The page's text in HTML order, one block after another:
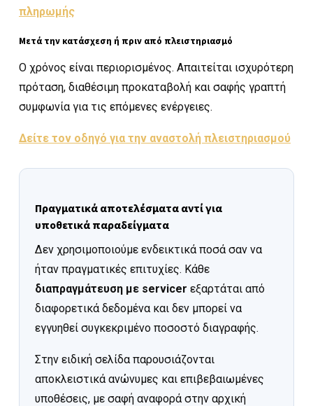
πληρωμής
Μετά την κατάσχεση ή πριν από πλειστηριασμό
Ο χρόνος είναι περιορισμένος. Απαιτείται ισχυρότερη
πρόταση, διαθέσιμη προκαταβολή και σαφής γραπτή
συμφωνία για τις επόμενες ενέργειες.
Δείτε τον οδηγό για την αναστολή πλειστηριασμού
Πραγματικά αποτελέσματα αντί για
υποθετικά παραδείγματα
Δεν χρησιμοποιούμε ενδεικτικά ποσά σαν να
ήταν πραγματικές επιτυχίες. Κάθε
διαπραγμάτευση με servicer εξαρτάται από
διαφορετικά δεδομένα και δεν μπορεί να
εγγυηθεί συγκεκριμένο ποσοστό διαγραφής.
Στην ειδική σελίδα παρουσιάζονται
αποκλειστικά ανώνυμες και επιβεβαιωμένες
υποθέσεις, με σαφή αναφορά στην αρχική